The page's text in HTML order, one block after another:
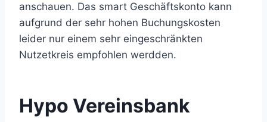
anschauen. Das smart Geschäftskonto kann
aufgrund der sehr hohen Buchungskosten
leider nur einem sehr eingeschränkten
Nutzetkreis empfohlen werdden.
Hypo Vereinsbank